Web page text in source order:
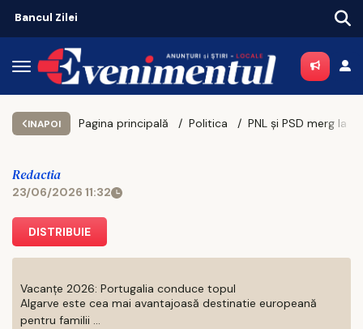
INAPOI Pagina principală Politica
Redactia
23/06/2026 11:32
DISTRIBUIE
Vacanțe 2026: Portugalia conduce topul
Algarve este cea mai avantajoasă destinatie europeană
pentru familii ...